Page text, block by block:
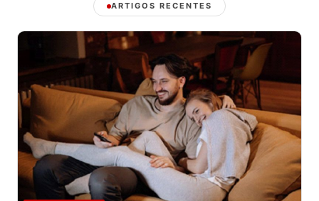
ARTIGOS RECENTES